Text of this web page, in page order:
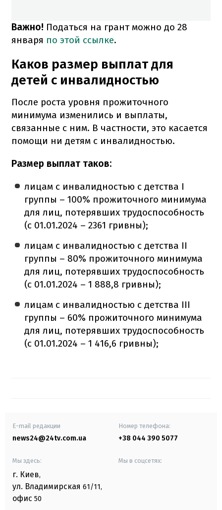
Важно! Податься на грант можно до 28
января по этой ссылке.
Каков размер выплат для
детей с инвалидностью
После роста уровня прожиточного
минимума изменились и выплаты,
связанные с ним. В частности, это касается
помощи ни детям с инвалидностью.
Размер выплат таков:
лицам с инвалидностью с детства I
группы – 100% прожиточного минимума
для лиц, потерявших трудоспособность
(с 01.01.2024 – 2361 гривны);
лицам с инвалидностью с детства II
группы – 80% прожиточного минимума
для лиц, потерявших трудоспособность
(с 01.01.2024 – 1 888,8 гривны);
лицам с инвалидностью с детства III
группы – 60% прожиточного минимума
для лиц, потерявших трудоспособность
(с 01.01.2024 – 1 416,6 гривны);
E-mail редакции
news24@24tv.com.ua
Номер телефона:
+38 044 390 5077
Мы здесь:
г. Киев,
ул. Владимирская 61/11,
офис 50
Мы в соцсетях: